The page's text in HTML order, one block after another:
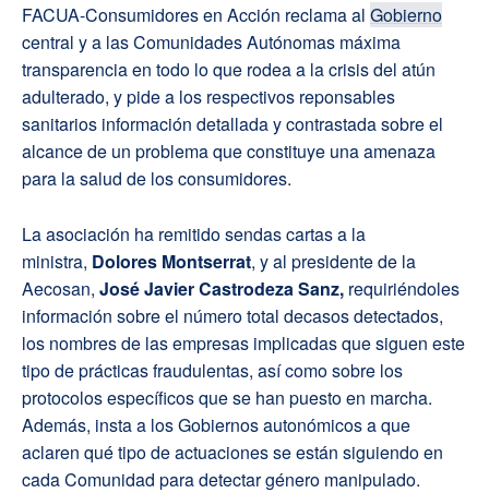
FACUA-Consumidores en Acción reclama al Gobierno
central y a las Comunidades Autónomas máxima
transparencia en todo lo que rodea a la crisis del atún
adulterado, y pide a los respectivos reponsables
sanitarios información detallada y contrastada sobre el
alcance de un problema que constituye una amenaza
para la salud de los consumidores.
La asociación ha remitido sendas cartas a la
ministra, Dolores Montserrat, y al presidente de la
Aecosan, José Javier Castrodeza Sanz, requiriéndoles
información sobre el número total decasos detectados,
los nombres de las empresas implicadas que siguen este
tipo de prácticas fraudulentas, así como sobre los
protocolos específicos que se han puesto en marcha.
Además, insta a los Gobiernos autonómicos a que
aclaren qué tipo de actuaciones se están siguiendo en
cada Comunidad para detectar género manipulado.